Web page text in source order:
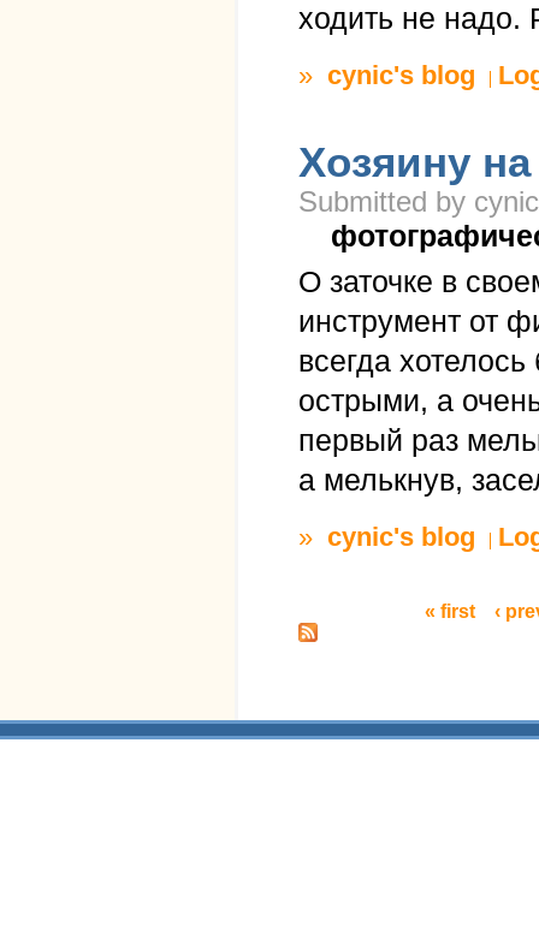
ходить не надо.
» cynic's blog
Хозяину на
Submitted by
О заточке в
инструмент от
всегда
острыми, а
первый раз
а мелькнув,
» cynic's blog
« first ‹